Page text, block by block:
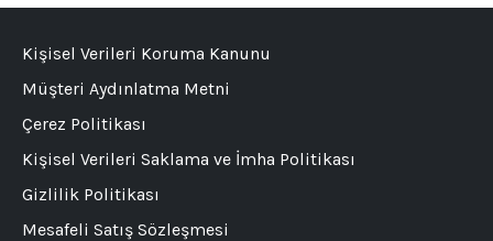
Kişisel Verileri Koruma Kanunu
Müşteri Aydınlatma Metni
Çerez Politikası
Kişisel Verileri Saklama ve İmha Politikası
Gizlilik Politikası
Mesafeli Satış Sözleşmesi